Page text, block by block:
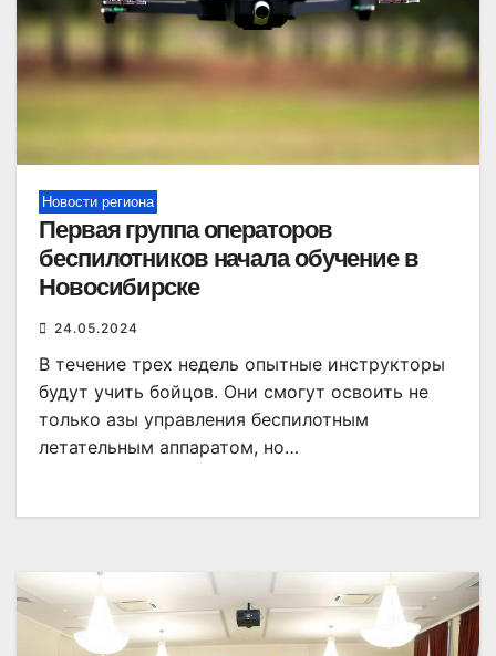
Новости региона
Первая группа операторов
беспилотников начала обучение в
Новосибирске
24.05.2024
В течение трех недель опытные инструкторы
будут учить бойцов. Они смогут освоить не
только азы управления беспилотным
летательным аппаратом, но…